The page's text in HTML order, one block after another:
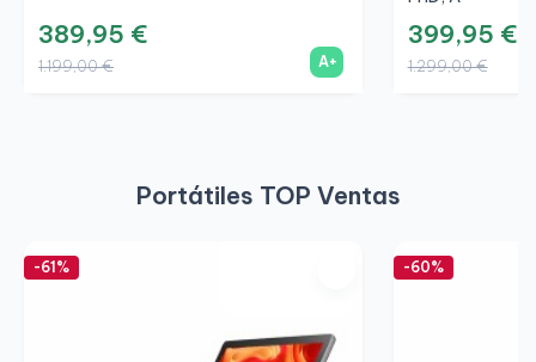
389,95 €
1.199,00 € A+
399,95 €
1.299,00 €
Portátiles TOP Ventas
-61% -60%